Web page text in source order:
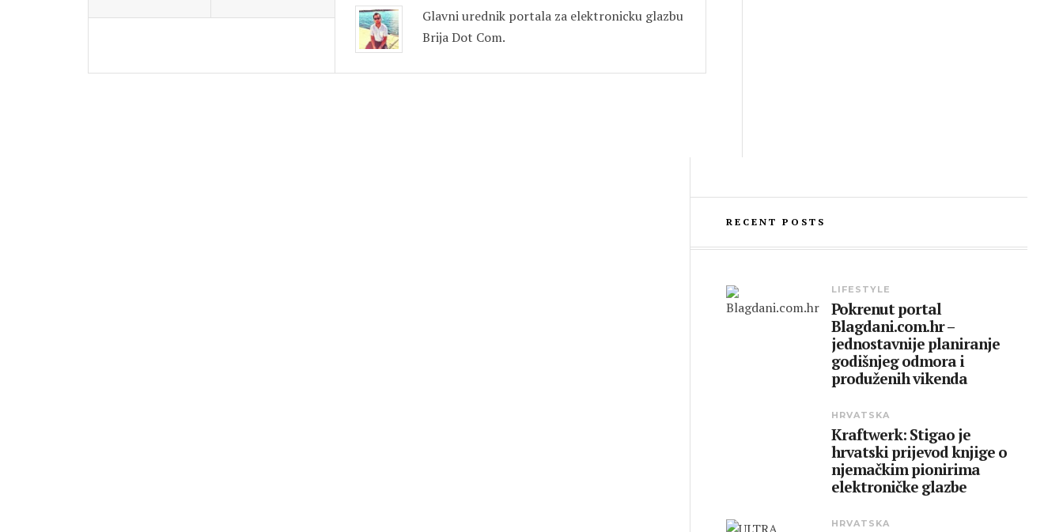
Glavni urednik portala za elektronicku glazbu
Brija Dot Com.
RECENT POSTS
LIFESTYLE
Pokrenut portal
Blagdani.com.hr –
jednostavnije planiranje
godišnjeg odmora i
produženih vikenda
HRVATSKA
Kraftwerk: Stigao je
hrvatski prijevod knjige o
njemačkim pionirima
elektroničke glazbe
HRVATSKA